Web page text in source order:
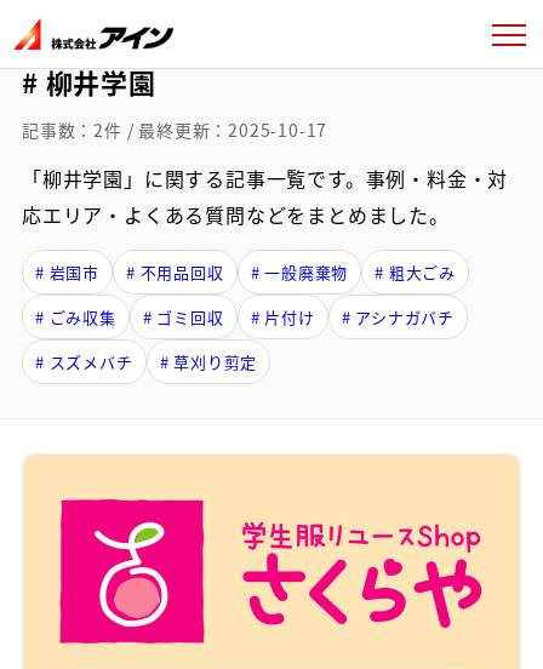
# 柳井学園
記事数：2件 / 最終更新：2025-10-17
「柳井学園」に関する記事一覧です。事例・料金・対
応エリア・よくある質問などをまとめました。
# 岩国市 # 不用品回収 # 一般廃棄物
# 粗大ごみ
# ごみ収集
# ゴミ回収 # 片付け
# アシナガバチ
# スズメバチ
# 草刈り剪定